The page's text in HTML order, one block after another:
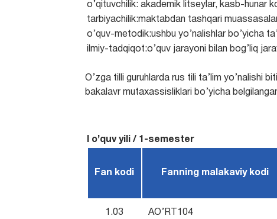
o’qituvchilik: akademik litseylar, kasb-hunar
tarbiyachilik:maktabdan tashqari
o’quv-metodik:ushbu yo’nalishlar bo’yicha
ilmiy-tadqiqot:o’quv jarayoni bilan bog’liq
O’zga tilli guruhlarda rus tili ta’lim yo’nalishi
bakalavr mutaxassisliklari bo’yicha
I o’quv yili / 1-semester
Fan kodi Fanning malakaviy kodi
1.03 AO’RT104